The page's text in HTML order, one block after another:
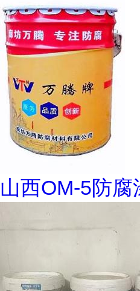
山西OM-5防腐